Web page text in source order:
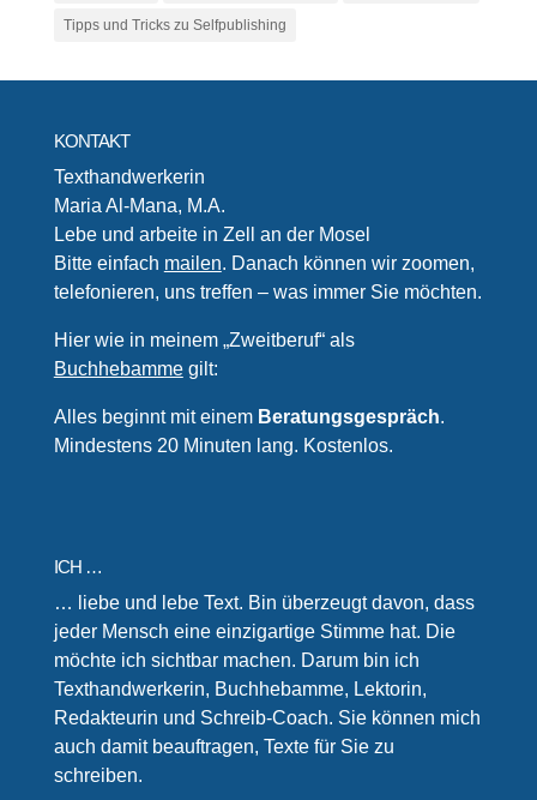
Tipps und Tricks zu Selfpublishing
KONTAKT
Texthandwerkerin
Maria Al-Mana, M.A.
Lebe und arbeite in Zell an der Mosel
Bitte einfach mailen. Danach können wir zoomen,
telefonieren, uns treffen – was immer Sie möchten.
Hier wie in meinem „Zweitberuf“ als
Buchhebammegilt:
Alles beginnt mit einem Beratungsgespräch.
Mindestens 20 Minuten lang. Kostenlos.
ICH …
… liebe und lebe Text. Bin überzeugt davon, dass
jeder Mensch eine einzigartige Stimme hat. Die
möchte ich sichtbar machen. Darum bin ich
Texthandwerkerin, Buchhebamme, Lektorin,
Redakteurin und Schreib-Coach. Sie können mich
auch damit beauftragen, Texte für Sie zu
schreiben.